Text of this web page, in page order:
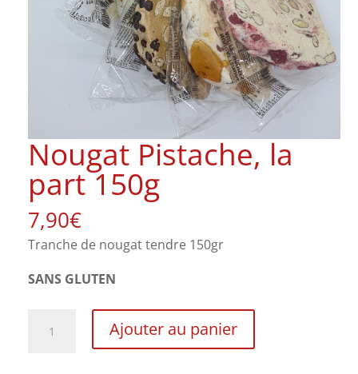
Nougat Pistache, la
part 150g
7,90€
Tranche de nougat tendre 150gr
SANS GLUTEN
Ajouter au panier